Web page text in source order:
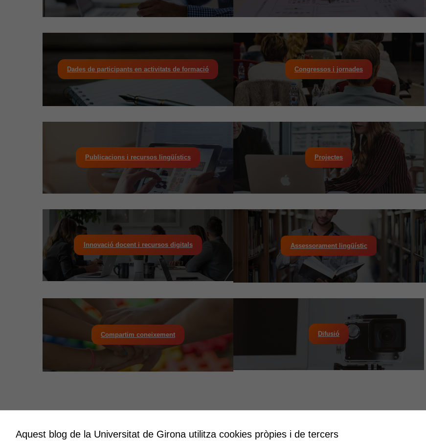
Dades de participants en activitats de formació Congressos i jornades
Publicacions i recursos lingüístics Projectes
Innovació docent i recursos digitals Assessorament lingüístic
Compartim coneixement Difusió
Innovació Creativitat Educació
Aquest blog de la Universitat de Girona utilitza cookies pròpies i de tercers